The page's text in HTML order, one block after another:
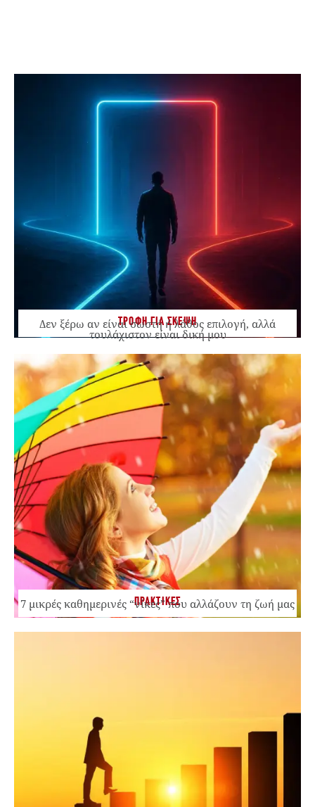
ΤΡΟΦΗ ΓΙΑ ΣΚΕΨΗ
Δεν ξέρω αν είναι σωστή ή λάθος επιλογή, αλλά
τουλάχιστον είναι δική μου
ΠΡΑΚΤΙΚΕΣ
7 μικρές καθημερινές “νίκες” που αλλάζουν τη ζωή μας